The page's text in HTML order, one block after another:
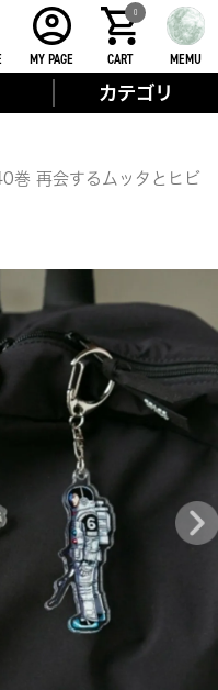
MY PAGE CART
0
MEMU
カテゴリ
巻 再会するムッタとヒビ